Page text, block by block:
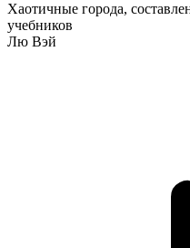
Хаотичные города,
учебников
Лю Вэй